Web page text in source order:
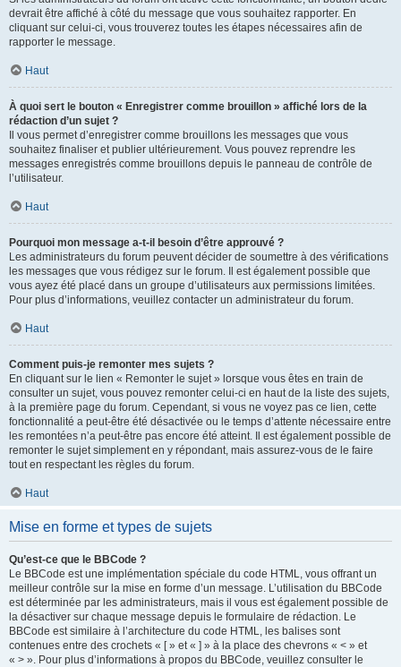
devrait être affiché à côté du message que vous souhaitez rapporter. En
cliquant sur celui-ci, vous trouverez toutes les étapes nécessaires afin de
rapporter le message.
Haut
À quoi sert le bouton « Enregistrer comme brouillon » affiché lors de la
rédaction d’un sujet ?
Il vous permet d’enregistrer comme brouillons les messages que vous
souhaitez finaliser et publier ultérieurement. Vous pouvez reprendre les
messages enregistrés comme brouillons depuis le panneau de contrôle de
l’utilisateur.
Haut
Pourquoi mon message a-t-il besoin d’être approuvé ?
Les administrateurs du forum peuvent décider de soumettre à des vérifications
les messages que vous rédigez sur le forum. Il est également possible que
vous ayez été placé dans un groupe d’utilisateurs aux permissions limitées.
Pour plus d’informations, veuillez contacter un administrateur du forum.
Haut
Comment puis-je remonter mes sujets ?
En cliquant sur le lien « Remonter le sujet » lorsque vous êtes en train de
consulter un sujet, vous pouvez remonter celui-ci en haut de la liste des sujets,
à la première page du forum. Cependant, si vous ne voyez pas ce lien, cette
fonctionnalité a peut-être été désactivée ou le temps d’attente nécessaire entre
les remontées n’a peut-être pas encore été atteint. Il est également possible de
remonter le sujet simplement en y répondant, mais assurez-vous de le faire
tout en respectant les règles du forum.
Haut
Mise en forme et types de sujets
Qu’est-ce que le BBCode ?
Le BBCode est une implémentation spéciale du code HTML, vous offrant un
meilleur contrôle sur la mise en forme d’un message. L’utilisation du BBCode
est déterminée par les administrateurs, mais il vous est également possible de
la désactiver sur chaque message depuis le formulaire de rédaction. Le
BBCode est similaire à l’architecture du code HTML, les balises sont
contenues entre des crochets « [ » et « ] » à la place des chevrons « < » et
« > ». Pour plus d’informations à propos du BBCode, veuillez consulter le